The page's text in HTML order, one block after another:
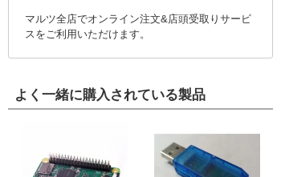
マルツ全店でオンライン注文&店頭受取りサービ
スをご利用いただけます。
よく一緒に購入されている製品